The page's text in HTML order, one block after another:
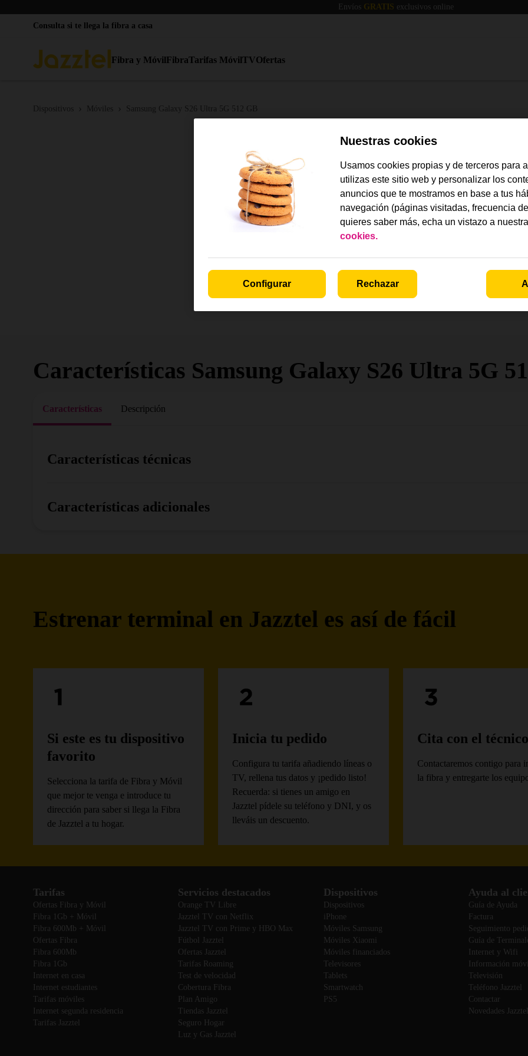
Envíos GRATIS exclusivos online
Consulta si te llega la fibra a casa
Fibra y MóvilFibraTarifas MóvilTVOfertas
Dispositivos › Móviles › Samsung Galaxy S26 Ultra 5G 512 GB
Características Samsung Galaxy S26 Ultra 5G
Características Descripción
Características técnicas
Características adicionales
Estrenar terminal en Jazztel es así de fácil
Si este es tu dispositivo
favorito
Selecciona la tarifa de Fibra y Móvil
que mejor te venga e introduce tu
dirección para saber si llega la Fibra
de Jazztel a tu hogar.
Inicia tu pedido
Configura tu tarifa añadiendo líneas o
TV, rellena tus datos y ¡pedido listo!
Recuerda: si tienes un amigo en
Jazztel pídele su teléfono y DNI, y os
lleváis un descuento.
Cita con el técnico
Contactaremos contigo para
la fibra y entregarte los
Tarifas
Ofertas Fibra y Móvil
Fibra 1Gb + Móvil
Fibra 600Mb + Móvil
Ofertas Fibra
Fibra 600Mb
Fibra 1Gb
Internet en casa
Internet estudiantes
Tarifas móviles
Internet segunda residencia
Tarifas Jazztel
Servicios destacados
Orange TV Libre
Jazztel TV con Netflix
Jazztel TV con Prime y HBO Max
Fútbol Jazztel
Ofertas Jazztel
Tarifas Roaming
Test de velocidad
Cobertura Fibra
Plan Amigo
Tiendas Jazztel
Seguro Hogar
Luz y Gas Jazztel
Dispositivos
Dispositivos
iPhone
Móviles Samsung
Móviles Xiaomi
Móviles financiados
Televisores
Tablets
Smartwatch
PS5
Ayuda al
Guía de Ayuda
Factura
Seguimiento
Guía de
Internet y Wifi
Información móvil
Televisión
Teléfono Jazztel
Contactar
Novedades Jazztel
Nuestras cookies
Usamos cookies propias y de terceros para
utilizas este sitio web y personalizar los
anuncios que te mostramos en base a tus
navegación (páginas visitadas, frecuencia
quieres saber más, echa un vistazo a nuestra
cookies.
Configurar Rechazar